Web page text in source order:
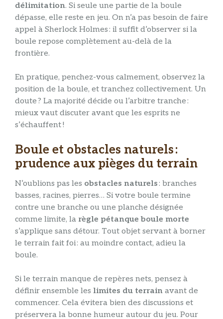
délimitation. Si seule une partie de la boule
dépasse, elle reste en jeu. On n’a pas besoin de faire
appel à Sherlock Holmes : il suffit d’observer si la
boule repose complètement au-delà de la
frontière.
En pratique, penchez-vous calmement, observez la
position de la boule, et tranchez collectivement. Un
doute ? La majorité décide ou l’arbitre tranche :
mieux vaut discuter avant que les esprits ne
s’échauffent !
Boule et obstacles naturels :
prudence aux pièges du terrain
N’oublions pas les obstacles naturels : branches
basses, racines, pierres… Si votre boule termine
contre une branche ou une planche désignée
comme limite, la règle pétanque boule morte
s’applique sans détour. Tout objet servant à borner
le terrain fait foi : au moindre contact, adieu la
boule.
Si le terrain manque de repères nets, pensez à
définir ensemble les limites du terrain avant de
commencer. Cela évitera bien des discussions et
préservera la bonne humeur autour du jeu. Pour